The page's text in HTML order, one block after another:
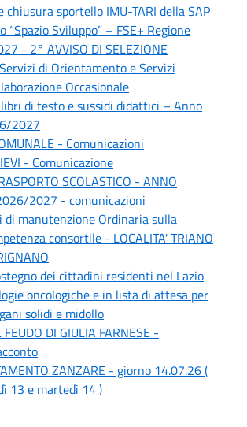
chiusura sportello IMU-TARI della SAP
“Spazio Sviluppo” – FSE+ Regione
- 2° AVVISO DI SELEZIONE
di Orientamento e Servizi
Occasionale
di testo e sussidi didattici – Anno
2027
- Comunicazioni
- Comunicazione
SCOLASTICO - ANNO
2027 - comunicazioni
di manutenzione Ordinaria sulla
consortile - LOCALITA' TRIANO
dei cittadini residenti nel Lazio
oncologiche e in lista di attesa per
solidi e midollo
DI GIULIA FARNESE -
ZANZARE - giorno 14.07.26 (
13 e martedì 14 )